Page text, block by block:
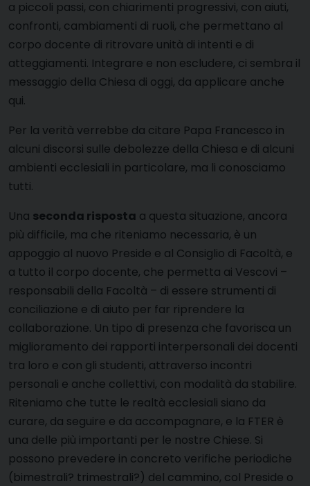
a piccoli passi, con chiarimenti progressivi, con aiuti,
confronti, cambiamenti di ruoli, che permettano al
corpo docente di ritrovare unità di intenti e di
atteggiamenti. Integrare e non escludere, ci sembra il
messaggio della Chiesa di oggi, da applicare anche
qui.
Per la verità verrebbe da citare Papa Francesco in
alcuni discorsi sulle debolezze della Chiesa e di alcuni
ambienti ecclesiali in particolare, ma li conosciamo
tutti.
Una seconda risposta a questa situazione, ancora
più difficile, ma che riteniamo necessaria, è un
appoggio al nuovo Preside e al Consiglio di Facoltà, e
a tutto il corpo docente, che permetta ai Vescovi –
responsabili della Facoltà – di essere strumenti di
conciliazione e di aiuto per far riprendere la
collaborazione. Un tipo di presenza che favorisca un
miglioramento dei rapporti interpersonali dei docenti
tra loro e con gli studenti, attraverso incontri
personali e anche collettivi, con modalità da stabilire.
Riteniamo che tutte le realtà ecclesiali siano da
curare, da seguire e da accompagnare, e la FTER è
una delle più importanti per le nostre Chiese. Si
possono prevedere in concreto verifiche periodiche
(bimestrali? trimestrali?) del cammino, col Preside o